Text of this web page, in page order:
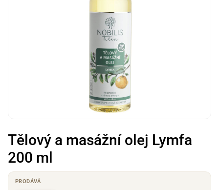
Tělový a masážní olej Lymfa
200 ml
PRODÁVÁ